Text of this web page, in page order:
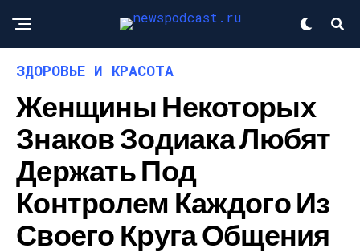
ЗДОРОВЬЕ И КРАСОТА
Женщины Некоторых
Знаков Зодиака Любят
Держать Под
Контролем Каждого Из
Своего Круга Общения